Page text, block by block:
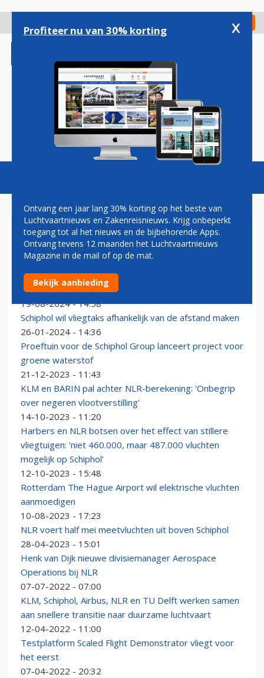
gaan
Check in
Magazine Podcasts Vacatures
NLR
NLR gaat meetvluchten uitvoeren rond Schiphol, ook ’s
nachts
19-08-2024 - 14:58
Schiphol wil vliegtaks afhankelijk van de afstand maken
26-01-2024 - 14:36
Proeftuin voor de Schiphol Group lanceert project voor
groene waterstof
21-12-2023 - 11:43
KLM en BARIN pal achter NLR-berekening: 'Onbegrip
over negeren vlootverstilling'
14-10-2023 - 11:20
Harbers en NLR botsen over het effect van stillere
vliegtuigen: 'niet 460.000, maar 487.000 vluchten
mogelijk op Schiphol'
12-10-2023 - 15:48
Rotterdam The Hague Airport wil elektrische vluchten
aanmoedigen
10-08-2023 - 17:23
NLR voert half mei meetvluchten uit boven Schiphol
28-04-2023 - 15:01
Henk van Dijk nieuwe divisiemanager Aerospace
Operations bij NLR
07-07-2022 - 07:00
KLM, Schiphol, Airbus, NLR en TU Delft werken samen
aan snellere transitie naar duurzame luchtvaart
12-04-2022 - 11:00
Testplatform Scaled Flight Demonstrator vliegt voor
het eerst
07-04-2022 - 20:32
Profiteer nu van 30% korting x
Ontvang een jaar lang 30% korting op het beste van
Luchtvaartnieuws en Zakenreisnieuws. Krijg onbeperkt
toegang tot al het nieuws en de bijbehorende Apps.
Ontvang tevens 12 maanden het Luchtvaartnieuws
Magazine in de mail of op de mat.
Bekijk aanbieding